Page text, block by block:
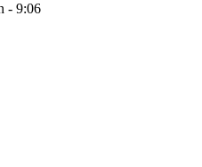
- 9:06